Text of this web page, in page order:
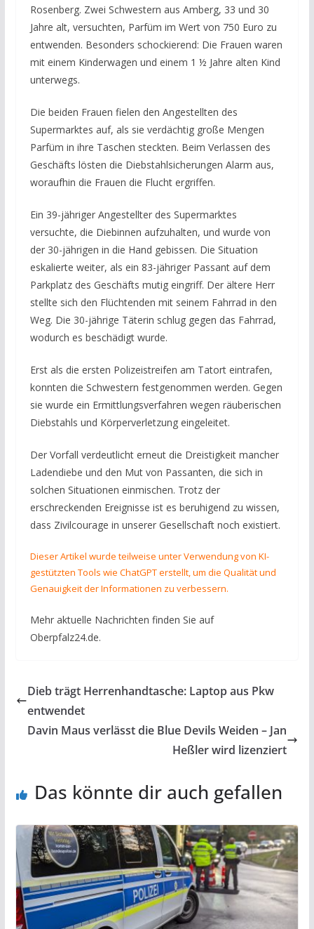
Rosenberg. Zwei Schwestern aus Amberg, 33 und 30
Jahre alt, versuchten, Parfüm im Wert von 750 Euro zu
entwenden. Besonders schockierend: Die Frauen waren
mit einem Kinderwagen und einem 1 ½ Jahre alten Kind
unterwegs.
Die beiden Frauen fielen den Angestellten des
Supermarktes auf, als sie verdächtig große Mengen
Parfüm in ihre Taschen steckten. Beim Verlassen des
Geschäfts lösten die Diebstahlsicherungen Alarm aus,
woraufhin die Frauen die Flucht ergriffen.
Ein 39-jähriger Angestellter des Supermarktes
versuchte, die Diebinnen aufzuhalten, und wurde von
der 30-jährigen in die Hand gebissen. Die Situation
eskalierte weiter, als ein 83-jähriger Passant auf dem
Parkplatz des Geschäfts mutig eingriff. Der ältere Herr
stellte sich den Flüchtenden mit seinem Fahrrad in den
Weg. Die 30-jährige Täterin schlug gegen das Fahrrad,
wodurch es beschädigt wurde.
Erst als die ersten Polizeistreifen am Tatort eintrafen,
konnten die Schwestern festgenommen werden. Gegen
sie wurde ein Ermittlungsverfahren wegen räuberischen
Diebstahls und Körperverletzung eingeleitet.
Der Vorfall verdeutlicht erneut die Dreistigkeit mancher
Ladendiebe und den Mut von Passanten, die sich in
solchen Situationen einmischen. Trotz der
erschreckenden Ereignisse ist es beruhigend zu wissen,
dass Zivilcourage in unserer Gesellschaft noch existiert.
Dieser Artikel wurde teilweise unter Verwendung von KI-
gestützten Tools wie ChatGPT erstellt, um die Qualität und
Genauigkeit der Informationen zu verbessern.
Mehr aktuelle Nachrichten finden Sie auf
Oberpfalz24.de.
Dieb trägt Herrenhandtasche: Laptop aus Pkw
entwendet
Davin Maus verlässt die Blue Devils Weiden – Jan
Heßler wird lizenziert
Das könnte dir auch gefallen